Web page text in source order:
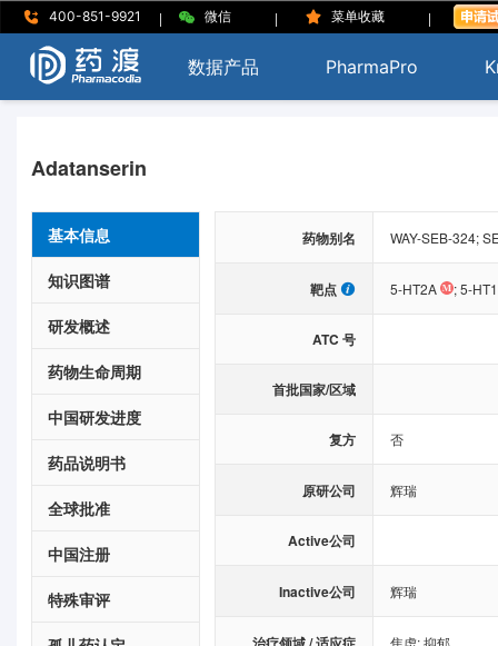
400-851-9921 | 微信 | 菜单收藏 |
数据产品 PharmaPro
Adatanserin
基本信息
知识图谱
研发概述
药物生命周期
中国研发进度
药品说明书
全球批准
中国注册
特殊审评
药物别名 WAY-SEB-324;
靶点 5-HT2A ;5-
ATC 号
首批国家/区域
复方 否
原研公司 辉瑞
Active公司
Inactive公司 辉瑞
焦虑;抑郁